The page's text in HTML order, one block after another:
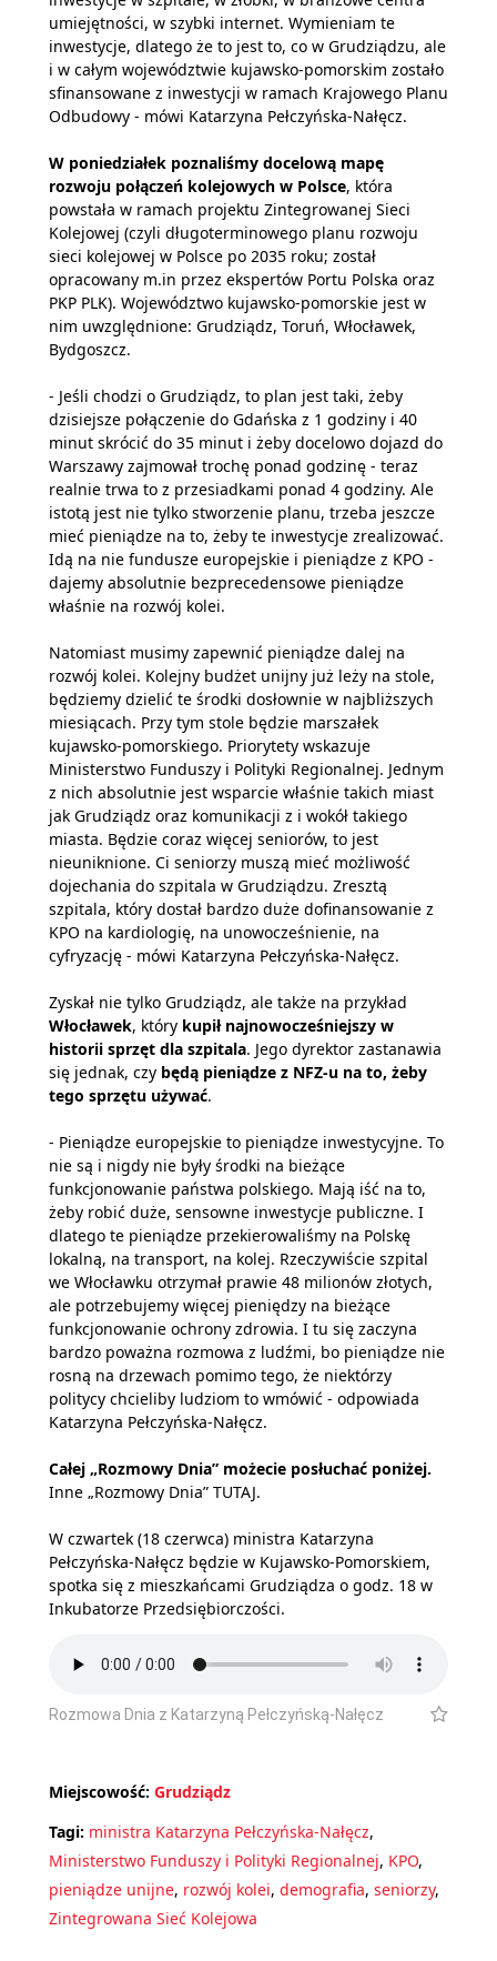
umiejętności, w szybki internet. Wymieniam te
inwestycje, dlatego że to jest to, co w Grudziądzu, ale
i w całym województwie kujawsko-pomorskim zostało
sfinansowane z inwestycji w ramach Krajowego Planu
Odbudowy - mówi Katarzyna Pełczyńska-Nałęcz.
W poniedziałek poznaliśmy docelową mapę
rozwoju połączeń kolejowych w Polsce, która
powstała w ramach projektu Zintegrowanej Sieci
Kolejowej (czyli długoterminowego planu rozwoju
sieci kolejowej w Polsce po 2035 roku; został
opracowany m.in przez ekspertów Portu Polska oraz
PKP PLK). Województwo kujawsko-pomorskie jest w
nim uwzględnione: Grudziądz, Toruń, Włocławek,
Bydgoszcz.
- Jeśli chodzi o Grudziądz, to plan jest taki, żeby
dzisiejsze połączenie do Gdańska z 1 godziny i 40
minut skrócić do 35 minut i żeby docelowo dojazd do
Warszawy zajmował trochę ponad godzinę - teraz
realnie trwa to z przesiadkami ponad 4 godziny. Ale
istotą jest nie tylko stworzenie planu, trzeba jeszcze
mieć pieniądze na to, żeby te inwestycje zrealizować.
Idą na nie fundusze europejskie i pieniądze z KPO -
dajemy absolutnie bezprecedensowe pieniądze
właśnie na rozwój kolei.
Natomiast musimy zapewnić pieniądze dalej na
rozwój kolei. Kolejny budżet unijny już leży na stole,
będziemy dzielić te środki dosłownie w najbliższych
miesiącach. Przy tym stole będzie marszałek
kujawsko-pomorskiego. Priorytety wskazuje
Ministerstwo Funduszy i Polityki Regionalnej. Jednym
z nich absolutnie jest wsparcie właśnie takich miast
jak Grudziądz oraz komunikacji z i wokół takiego
miasta. Będzie coraz więcej seniorów, to jest
nieuniknione. Ci seniorzy muszą mieć możliwość
dojechania do szpitala w Grudziądzu. Zresztą
szpitala, który dostał bardzo duże dofinansowanie z
KPO na kardiologię, na unowocześnienie, na
cyfryzację - mówi Katarzyna Pełczyńska-Nałęcz.
Zyskał nie tylko Grudziądz, ale także na przykład
Włocławek, który kupił najnowocześniejszy w
historii sprzęt dla szpitala. Jego dyrektor zastanawia
się jednak, czy będą pieniądze z NFZ-u na to, żeby
tego sprzętu używać.
- Pieniądze europejskie to pieniądze inwestycyjne. To
nie są i nigdy nie były środki na bieżące
funkcjonowanie państwa polskiego. Mają iść na to,
żeby robić duże, sensowne inwestycje publiczne. I
dlatego te pieniądze przekierowaliśmy na Polskę
lokalną, na transport, na kolej. Rzeczywiście szpital
we Włocławku otrzymał prawie 48 milionów złotych,
ale potrzebujemy więcej pieniędzy na bieżące
funkcjonowanie ochrony zdrowia. I tu się zaczyna
bardzo poważna rozmowa z ludźmi, bo pieniądze nie
rosną na drzewach pomimo tego, że niektórzy
politycy chcieliby ludziom to wmówić - odpowiada
Katarzyna Pełczyńska-Nałęcz.
Całej „Rozmowy Dnia” możecie posłuchać poniżej.
Inne „Rozmowy Dnia” TUTAJ.
W czwartek (18 czerwca) ministra Katarzyna
Pełczyńska-Nałęcz będzie w Kujawsko-Pomorskiem,
spotka się z mieszkańcami Grudziądza o godz. 18 w
Inkubatorze Przedsiębiorczości.
Rozmowa Dnia z Katarzyną Pełczyńską-Nałęcz
Miejscowość: Grudziądz
Tagi: ministra Katarzyna Pełczyńska-Nałęcz,
Ministerstwo Funduszy i Polityki Regionalnej, KPO,
pieniądze unijne, rozwój kolei, demografia, seniorzy,
Zintegrowana Sieć Kolejowa